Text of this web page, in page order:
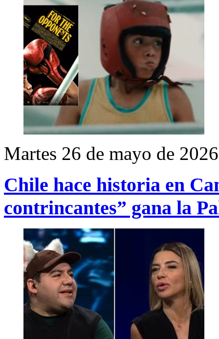
Martes 26 de mayo de 2026
Chile hace historia en
contrincantes” gana la